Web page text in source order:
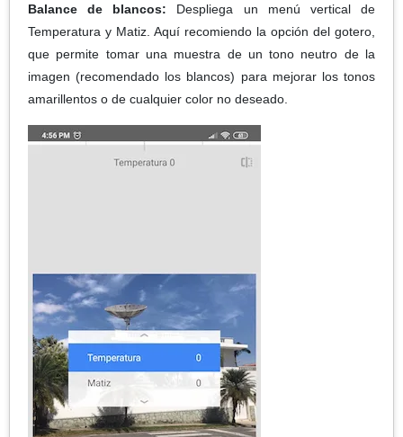
Balance de blancos: Despliega un menú vertical de
Temperatura y Matiz. Aquí recomiendo la opción del gotero,
que permite tomar una muestra de un tono neutro de la
imagen (recomendado los blancos) para mejorar los tonos
amarillentos o de cualquier color no deseado.